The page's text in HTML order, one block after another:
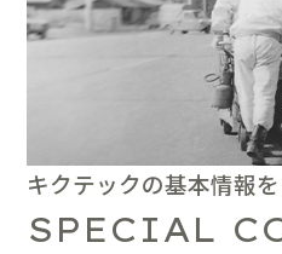
キクテックの基本情報を
SPECIAL